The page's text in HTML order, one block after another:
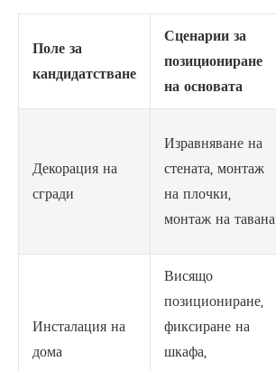
Поле за
кандидатстване
Сценарии за
позициониране
на основата
Декорация на
сгради
Изравняване на
стената, монтаж
на плочки,
монтаж на тавана
Инсталация на
дома
Висящо
позициониране,
фиксиране на
шкафа,